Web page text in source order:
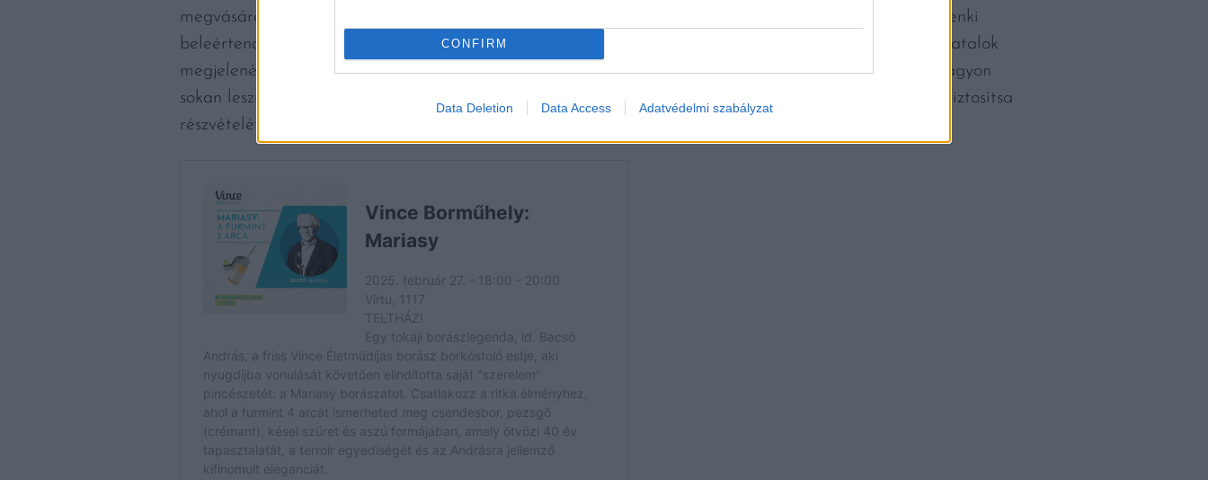
CONFIRM
Data Deletion Data Access Adatvédelmi szabályzat
megvásárolják a borokat. Az ő véleményük, visszajelzésük talán a legfontosabb. És ebbe tényleg mindenki
beleértendő: idén is kínáljuk a kedvezményes junior jegyet a 35 év alattiaknak, ezzel is támogatva a fiatalok
megjelenését és megismerkedését a kulturált alkoholfogyasztással. Az már most biztos, hogy idén is nagyon
sokan lesznek, a 120 fős limit miatt nem sok jegy maradt. Ezért mindenkit arra bíztatok, minél előbb biztosítsa
részvételét és kóstoljuk meg együtt 2024 első olaszrizlingjeit.